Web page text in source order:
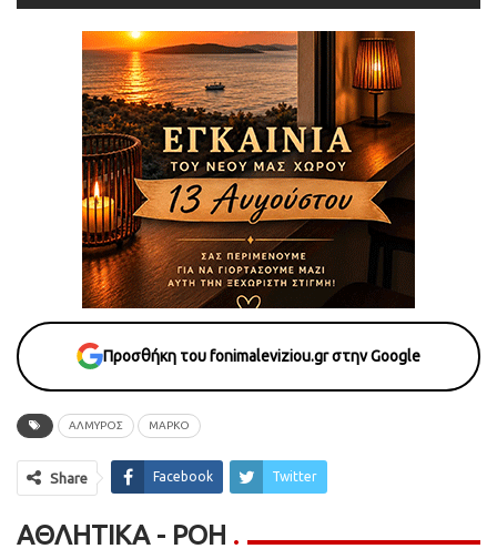
Προσθήκη του fonimaleviziou.gr στην Google
ΑΛΜΥΡΌΣ ΜΑΡΚΌ
Share Facebook Twitter
ΑΘΛΗΤΙΚΆ - ΡΟΗ